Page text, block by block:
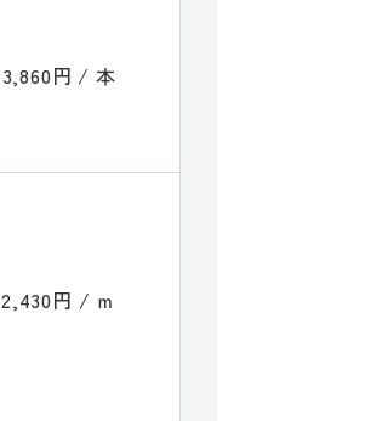
3,860円 / 本
2,430円 / ｍ